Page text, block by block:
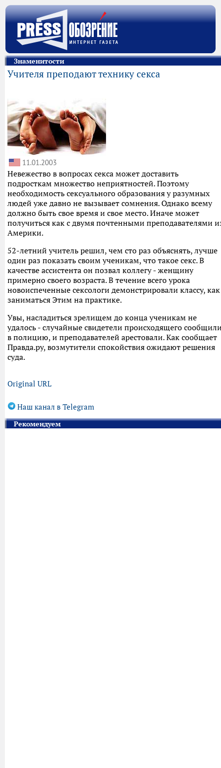
Знаменитости
Учителя преподают технику секса
11.01.2003
Невежество в вопросах секса может доставить
подросткам множество неприятностей. Поэтому
необходимость сексуального образования у разумных
людей уже давно не вызывает сомнения. Однако всему
должно быть свое время и свое место. Иначе может
получиться как с двумя почтенными преподавателями
Америки.
52-летний учитель решил, чем сто раз объяснять, лучше
один раз показать своим ученикам, что такое секс. В
качестве ассистента он позвал коллегу - женщину
примерно своего возраста. В течение всего урока
новоиспеченные сексологи демонстрировали классу, как
заниматься Этим на практике.
Увы, насладиться зрелищем до конца ученикам не
удалось - случайные свидетели происходящего
в полицию, и преподавателей арестовали. Как сообщает
Правда.ру, возмутители спокойствия ожидают решения
суда.
Original URL
Наш канал в Telegram
Рекомендуем